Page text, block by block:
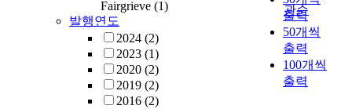
Fairgrieve (1)
발행연도
2024 (2)
2023 (1)
2020 (2)
2019 (2)
2016 (2)
관순
출력
50개씩
출력
100개씩
출력